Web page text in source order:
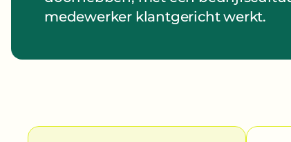
medewerker klantgericht werkt.